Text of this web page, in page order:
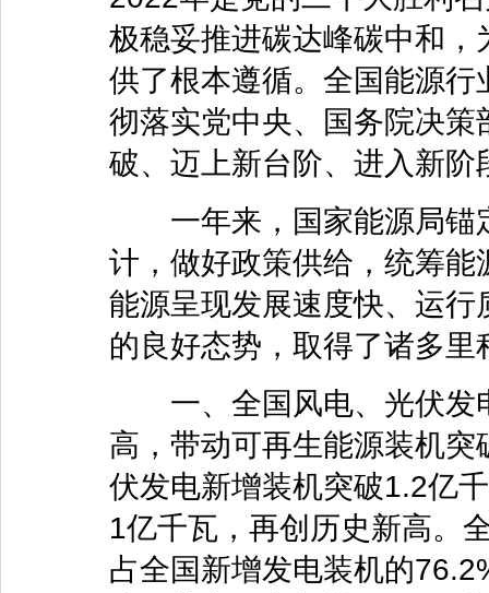
极稳妥推进碳达峰碳中和
供了根本遵循。全国能源
彻落实党中央、国务院决
破、迈上新台阶、进入新阶
一年来，国家能源局锚
计，做好政策供给，统筹
能源呈现发展速度快、运
的良好态势，取得了诸多里
一、全国风电、光伏发
高，带动可再生能源装机
伏发电新增装机突破1.2亿
1亿千瓦，再创历史新高。
占全国新增发电装机的